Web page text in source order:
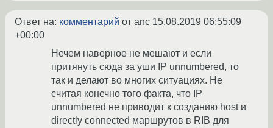
Ответ на: комментарий от anc 15.08.2019 06:55:09
+00:00
Нечем наверное не мешают и если
притянуть сюда за уши IP unnumbered, то
так и делают во многих ситуациях. Не
считая конечно того факта, что IP
unnumbered не приводит к созданию host и
directly connected маршрутов в RIB для